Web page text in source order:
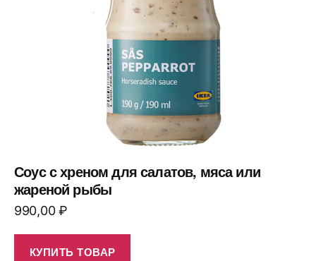
Соус с хреном для салатов, мяса или
жареной рыбы
990,00₽
КУПИТЬ ТОВАР